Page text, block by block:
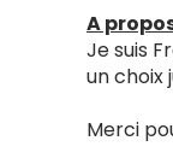
A
Je suis
un choix
Merci